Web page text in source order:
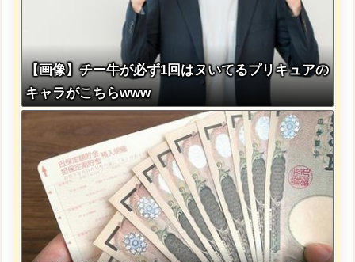
【画像】チー牛が必ず1回はヌいてるプリキュアの
キャラがこちらwww